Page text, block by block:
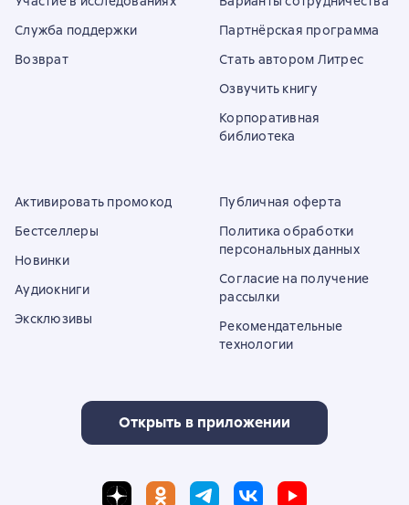
Служба поддержки
Возврат
Партнёрская программа
Стать автором Литрес
Озвучить книгу
Корпоративная
библиотека
Активировать промокод
Бестселлеры
Новинки
Аудиокниги
Эксклюзивы
Публичная оферта
Политика обработки
персональных данных
Согласие на получение
рассылки
Рекомендательные
технологии
Открыть в приложении